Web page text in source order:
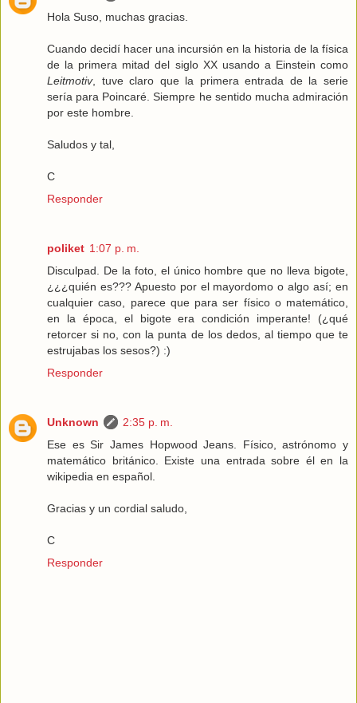
Hola Suso, muchas gracias.
Cuando decidí hacer una incursión en la historia de la física
de la primera mitad del siglo XX usando a Einstein como
Leitmotiv, tuve claro que la primera entrada de la serie
sería para Poincaré. Siempre he sentido mucha admiración
por este hombre.
Saludos y tal,
C
Responder
poliket 1:07 p. m.
Disculpad. De la foto, el único hombre que no lleva bigote,
¿¿¿quién es??? Apuesto por el mayordomo o algo así; en
cualquier caso, parece que para ser físico o matemático,
en la época, el bigote era condición imperante! (¿qué
retorcer si no, con la punta de los dedos, al tiempo que te
estrujabas los sesos?) :)
Responder
Unknown
2:35 p. m.
Ese es Sir James Hopwood Jeans. Físico, astrónomo y
matemático británico. Existe una entrada sobre él en la
wikipedia en español.
Gracias y un cordial saludo,
C
Responder